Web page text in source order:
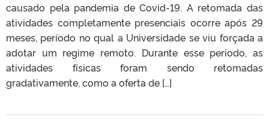
causado pela pandemia de Covid-19. A retomada das
atividades completamente presenciais ocorre após 29
meses, período no qual a Universidade se viu forçada a
adotar um regime remoto. Durante esse período, as
atividades físicas foram sendo retomadas
gradativamente, como a oferta de […]